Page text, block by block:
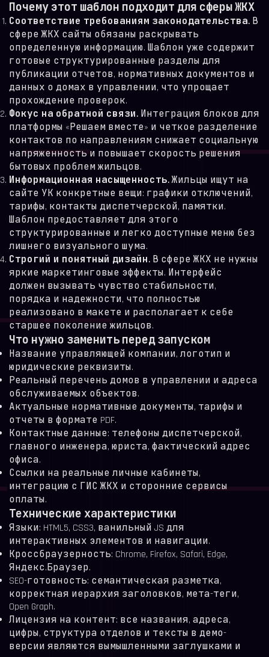
Почему этот шаблон подходит для сферы ЖКХ
Соответствие требованиям законодательства. В
сфере ЖКХ сайты обязаны раскрывать
определенную информацию. Шаблон уже содержит
готовые структурированные разделы для
публикации отчетов, нормативных документов и
данных о домах в управлении, что упрощает
прохождение проверок.
Фокус на обратной связи. Интеграция блоков для
платформы «Решаем вместе» и четкое разделение
контактов по направлениям снижает социальную
напряженность и повышает скорость решения
бытовых проблем жильцов.
Информационная насыщенность.Жильцы ищут на
сайте УК конкретные вещи: графики отключений,
тарифы, контакты диспетчерской, памятки.
Шаблон предоставляет для этого
структурированные и легко доступные меню без
лишнего визуального шума.
Строгий и понятный дизайн. В сфере ЖКХ не нужны
яркие маркетинговые эффекты. Интерфейс
должен вызывать чувство стабильности,
порядка и надежности, что полностью
реализовано в макете и располагает к себе
старшее поколение жильцов.
Что нужно заменить перед запуском
Название управляющей компании, логотип и
юридические реквизиты.
Реальный перечень домов в управлении и адреса
обслуживаемых объектов.
Актуальные нормативные документы, тарифы и
отчеты в формате PDF.
Контактные данные: телефоны диспетчерской,
главного инженера, юриста, фактический адрес
офиса.
Ссылки на реальные личные кабинеты,
интеграцию с ГИС ЖКХ и сторонние сервисы
оплаты.
Технические характеристики
Языки: HTML5, CSS3, ванильный JS для
интерактивных элементов и навигации.
Кроссбраузерность: Chrome, Firefox, Safari, Edge,
Яндекс.Браузер.
SEO-готовность: семантическая разметка,
корректная иерархия заголовков, мета-теги,
Open Graph.
Лицензия на контент: все названия, адреса,
цифры, структура отделов и тексты в демо-
версии являются вымышленными заглушками и